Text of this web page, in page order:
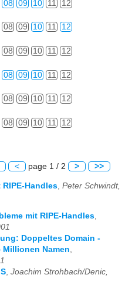
08 09 10 11 12
08 09 10 11 12
08 09 10 11 12
08 09 10 11 12
08 09 10 11 12
08 09 10 11 12
< page 1 / 2 > >>
Handles Peter Schwindt,
mit RIPE-Handles,
Doppeltes Domain -
Namen,
, Joachim Strohbach/Denic,